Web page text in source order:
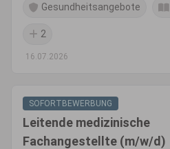
Gesundheitsangebote
2
16.07.2026
SOFORTBEWERBUNG
Leitende medizinische
Fachangestellte (m/w/d)